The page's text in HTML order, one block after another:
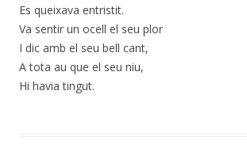
Es queixava entristit.
Va sentir un ocell el seu plor
I dic amb el seu bell cant,
A tota au que el seu niu,
Hi havia tingut.